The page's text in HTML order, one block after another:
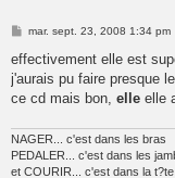
M
s
a
g
mar. sept. 23, 2008 1:34 pm
effectivement elle est
j'aurais pu faire presque
ce cd mais bon, elle elle
NAGER... c'est dans les bras
PEDALER... c'est dans les
et COURIR... c'est dans la t?te